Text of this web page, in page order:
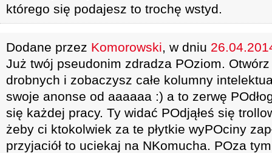
którego się podajesz to trochę wstyd.
Dodane przez Komorowski, w dniu
Już twój pseudonim zdradza POziom.
drobnych i zobaczysz całe kolumny
swoje anonse od aaaaaa :) a to zerwę
się każdej pracy. Ty widać POdjąłeś się
żeby ci ktokolwiek za te płytkie wyPOciny
przyjaciół to uciekaj na NKomucha. POza